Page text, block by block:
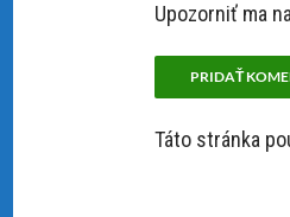
Upozorniť ma
Táto stránka